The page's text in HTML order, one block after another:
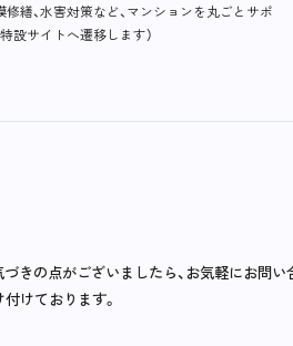
修繕、水害対策など、マンションを丸ごとサポ
特設サイトへ遷移します）
きの点がございましたら、お気軽にお問い
けております。